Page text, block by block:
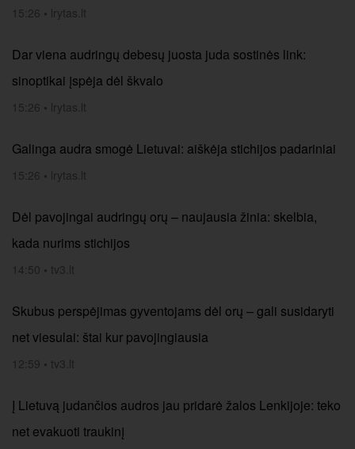
15:26 • lrytas.lt
Dar viena audringų debesų juosta juda sostinės link:
sinoptikai įspėja dėl škvalo
15:26 • lrytas.lt
Galinga audra smogė Lietuvai: aiškėja stichijos padariniai
15:26 • lrytas.lt
Dėl pavojingai audringų orų – naujausia žinia: skelbia,
kada nurims stichijos
14:50 • tv3.lt
Skubus perspėjimas gyventojams dėl orų – gali susidaryti
net viesulai: štai kur pavojingiausia
12:59 • tv3.lt
Į Lietuvą judančios audros jau pridarė žalos Lenkijoje: teko
net evakuoti traukinį